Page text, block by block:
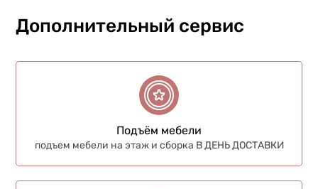
Дополнительный сервис
Подъём мебели
подъем мебели на этаж и сборка В ДЕНЬ ДОСТАВКИ